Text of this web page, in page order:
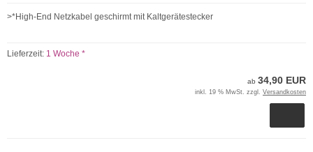
>*High-End Netzkabel geschirmt mit Kaltgerätestecker
Lieferzeit: 1 Woche *
ab 34,90 EUR
inkl. 19 % MwSt. zzgl. Versandkosten